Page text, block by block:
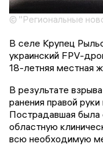
© "Региональные
В селе Крупец
украинский FPV-
18-летняя местная
В результате
ранения правой
Пострадавшая была
областную
всю необходимую